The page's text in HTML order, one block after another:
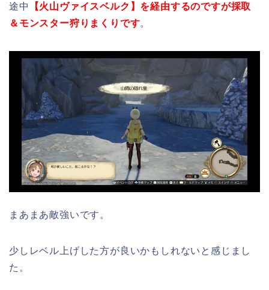
途中
【火山ヴァイスベルク】を経由するのですが採取
＆モンスター狩りまくりです。
まあまあ敵強いです。
少しレベル上げした方が良いかもしれないと感じまし
た。